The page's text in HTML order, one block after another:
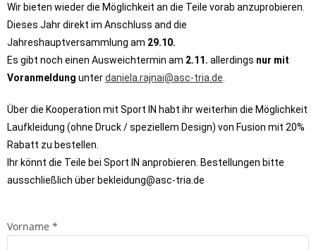
Wir bieten wieder die Möglichkeit an die Teile vorab anzuprobieren.
Dieses Jahr direkt im Anschluss and die
Jahreshauptversammlung am 29.10.
Es gibt noch einen Ausweichtermin am 2.11. allerdings nur mit
Voranmeldung unterdaniela.rajnai@asc-tria.de
Über die Kooperation mit Sport IN habt ihr weiterhin die Möglichkeit
Laufkleidung (ohne Druck / speziellem Design) von Fusion mit 20%
Rabatt zu bestellen.
Ihr könnt die Teile bei Sport IN anprobieren. Bestellungen bitte
ausschließlich über bekleidung@asc-tria.de
Vorname *